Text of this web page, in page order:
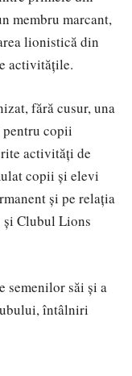
membru marcant,
lionistică din
activitățile.
fără cusur, una
copii
activități de
copii și elevi
și pe relația
și Clubul Lions
semenilor săi și a
întâlniri